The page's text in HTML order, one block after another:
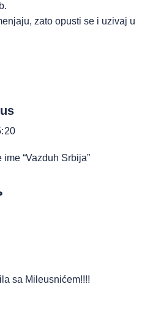
zato opusti se i uzivaj u
“Vazduh Srbija”
sa Mileusnićem!!!!